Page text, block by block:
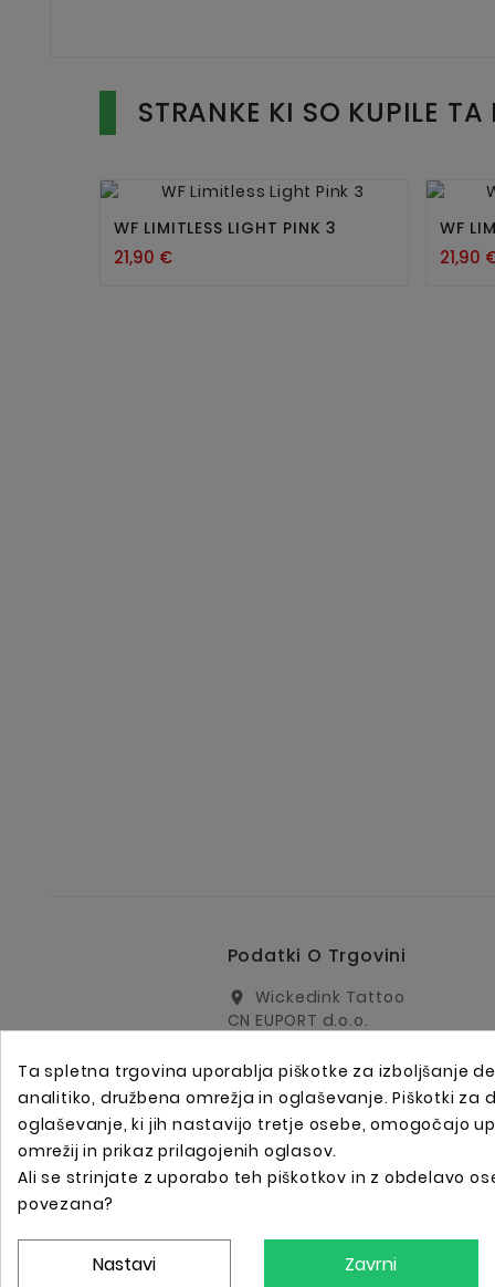
STRANKE KI SO KUPILE
 
WF LIMITLESS LIGHT PINK 3
21,90 €
WF
21,90
Podatki O Trgovini
location_on
Wickedink Tattoo
CN EUPORT d.o.o.
1000 Ljubljana
Slovenija
email info@wickedinktattoo.eu
call +386 01 5055687
Ta spletna trgovina uporablja piškotke za izboljšanje
analitiko, družbena omrežja in oglaševanje. Piškotki za
oglaševanje, ki jih nastavijo tretje osebe, omogočajo
omrežij in prikaz prilagojenih oglasov.
Ali se strinjate z uporabo teh piškotkov in z obdelavo
povezana?
Nastavi Zavrni